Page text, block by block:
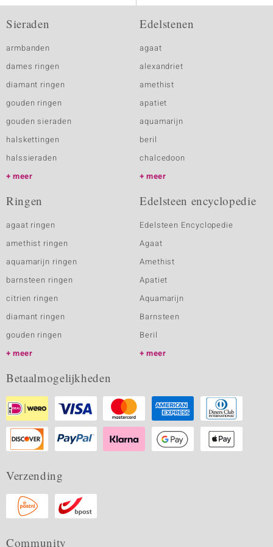
Sieraden
armbanden
dames ringen
diamant ringen
gouden ringen
gouden sieraden
halskettingen
halssieraden
meer
Edelstenen
agaat
alexandriet
amethist
apatiet
aquamarijn
beril
chalcedoon
meer
Ringen
agaat ringen
amethist ringen
aquamarijn ringen
barnsteen ringen
citrien ringen
diamant ringen
gouden ringen
meer
Edelsteen encyclopedie
Edelsteen Encyclopedie
Agaat
Amethist
Apatiet
Aquamarijn
Barnsteen
Beril
meer
Betaalmogelijkheden
Verzending
Community